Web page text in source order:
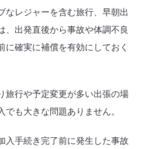
なレジャーを含む旅行、早朝出
、出発直後から事故や体調不良
確実に補償を有効にしておく
旅行や予定変更が多い出張の場
も大きな問題ありません。
入手続き完了前に発生した事故